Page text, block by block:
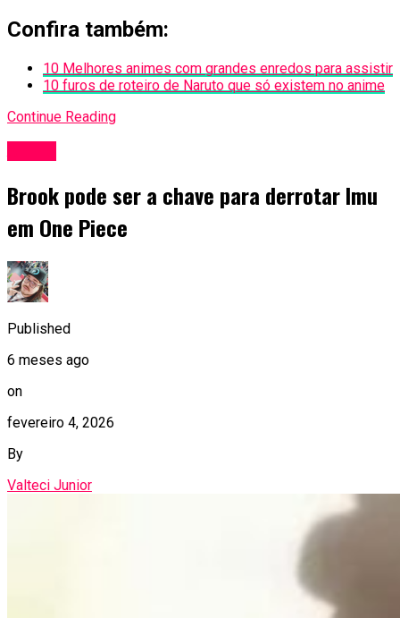
Confira também:
10 Melhores animes com grandes enredos para assistir
10 furos de roteiro de Naruto que só existem no anime
Continue Reading
Brook pode ser a chave para derrotar Imu
em One Piece
Published
6 meses ago
on
fevereiro 4, 2026
By
Valteci Junior